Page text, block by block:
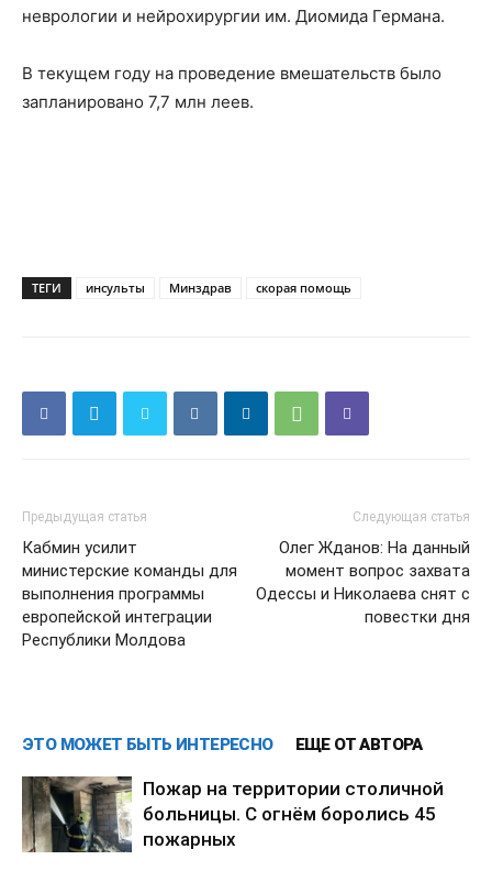
неврологии и нейрохирургии им. Диомида Германа.
В текущем году на проведение вмешательств было
запланировано 7,7 млн леев.
ТЕГИ инсульты Минздрав скорая помощь
Предыдущая статья
Кабмин усилит
министерские команды для
выполнения программы
европейской интеграции
Республики Молдова
Следующая статья
Олег Жданов: На данный
момент вопрос захвата
Одессы и Николаева снят с
повестки дня
ЭТО МОЖЕТ БЫТЬ ИНТЕРЕСНО ЕЩЕ ОТ АВТОРА
Пожар на территории столичной
больницы. С огнём боролись 45
пожарных